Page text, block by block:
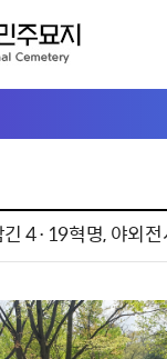
4·19혁명, 야외전